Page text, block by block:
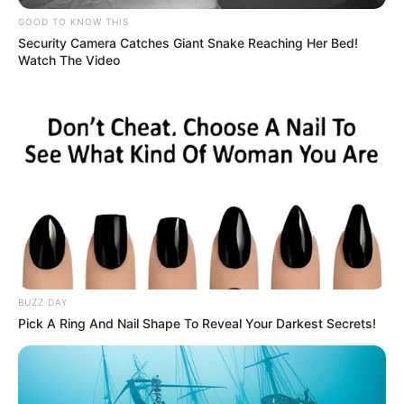
La troncal que más ha presentado cierre de estaciones ha
sido la de la Avenida Caracas, la cual, desde el 2024,
cerró los puntos de Marly, Calle 25, Calle 63, Calle 72,
GOOD TO KNOW THIS
Security Camera Catches Giant Snake Reaching Her Bed!
Watch The Video
BUZZ DAY
Pick A Ring And Nail Shape To Reveal Your Darkest Secrets!